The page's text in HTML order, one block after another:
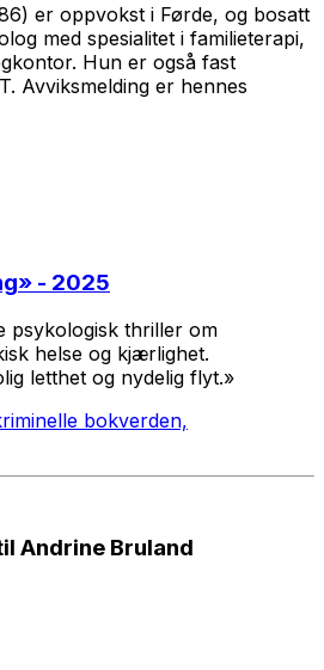
er oppvokst i Førde, og bosatt
med spesialitet i familieterapi,
Hun er også fast
Avviksmelding er hennes
» - 2025
psykologisk thriller om
helse og kjærlighet.
letthet og nydelig flyt.»
bokverden,
Andrine Bruland